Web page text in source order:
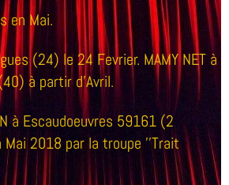
en Mai.
(24) le 24 Fevrier. MAMY NET à
à partir d'Avril.
à Escaudoeuvres 59161 (2
2018 par la troupe ''Trait